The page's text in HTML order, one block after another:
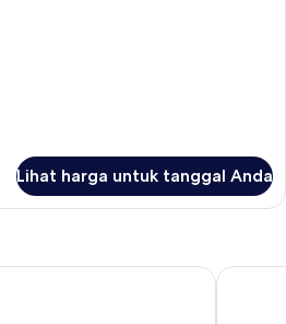
Lihat harga untuk tanggal Anda
Ocean